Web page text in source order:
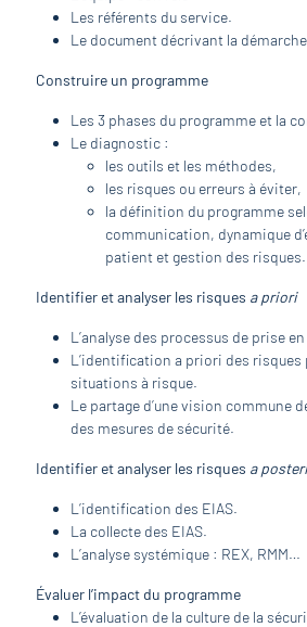
Les référents du service.
Le document décrivant la
Construire un programme
Les 3 phases du programme et la
Le diagnostic :
les outils et les méthodes,
les risques ou erreurs à éviter,
la définition du programme
communication, dynamique
patient et gestion des risques.
Identifier et analyser les risques a priori
L’analyse des processus de prise
L’identification a priori des risques
situations à risque.
Le partage d’une vision commune
des mesures de sécurité.
Identifier et analyser les risques a
L’identification des EIAS.
La collecte des EIAS.
L’analyse systémique : REX, RMM…
Évaluer l’impact du programme
L’évaluation de la culture de la